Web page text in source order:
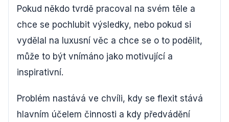
Pokud někdo tvrdě pracoval na svém těle a
chce se pochlubit výsledky, nebo pokud si
vydělal na luxusní věc a chce se o to podělit,
může to být vnímáno jako motivující a
inspirativní.
Problém nastává ve chvíli, kdy se flexit stává
hlavním účelem činnosti a kdy předvádění